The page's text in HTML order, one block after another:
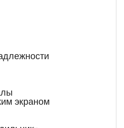
экраном